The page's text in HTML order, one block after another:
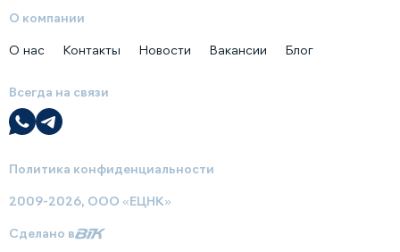
О компании
О нас Контакты Новости Вакансии Блог
Всегда на связи
Политика конфиденциальности
2009-2026, ООО «ЕЦНК»
Сделано в